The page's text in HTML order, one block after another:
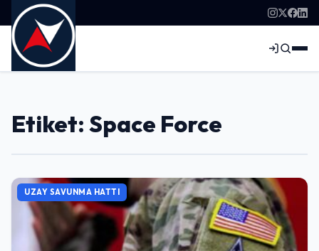
Etiket: Space Force
UZAY SAVUNMA HATTI